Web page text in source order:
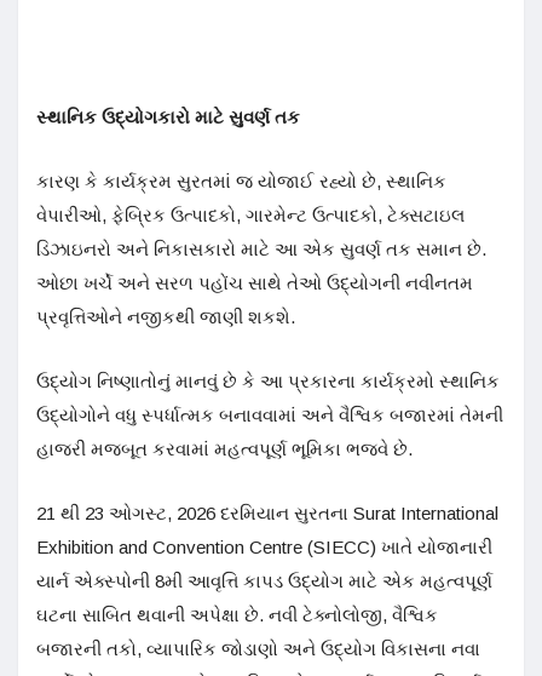
સ્થાનિક ઉદ્યોગકારો માટે સુવર્ણ તક
કારણ કે કાર્યક્રમ સુરતમાં જ યોજાઈ રહ્યો છે, સ્થાનિક
વેપારીઓ, ફેબ્રિક ઉત્પાદકો, ગારમેન્ટ ઉત્પાદકો, ટેક્સટાઇલ
ડિઝાઇનરો અને નિકાસકારો માટે આ એક સુવર્ણ તક સમાન છે.
ઓછા ખર્ચે અને સરળ પહોંચ સાથે તેઓ ઉદ્યોગની નવીનતમ
પ્રવૃત્તિઓને નજીકથી જાણી શકશે.
ઉદ્યોગ નિષ્ણાતોનું માનવું છે કે આ પ્રકારના કાર્યક્રમો સ્થાનિક
ઉદ્યોગોને વધુ સ્પર્ધાત્મક બનાવવામાં અને વૈશ્વિક બજારમાં તેમની
હાજરી મજબૂત કરવામાં મહત્વપૂર્ણ ભૂમિકા ભજવે છે.
21 થી 23 ઓગસ્ટ, 2026 દરમિયાન સુરતના Surat International
Exhibition and Convention Centre (SIECC) ખાતે યોજાનારી
યાર્ન એક્સ્પોની 8મી આવૃત્તિ કાપડ ઉદ્યોગ માટે એક મહત્વપૂર્ણ
ઘટના સાબિત થવાની અપેક્ષા છે. નવી ટેક્નોલોજી, વૈશ્વિક
બજારની તકો, વ્યાપારિક જોડાણો અને ઉદ્યોગ વિકાસના નવા